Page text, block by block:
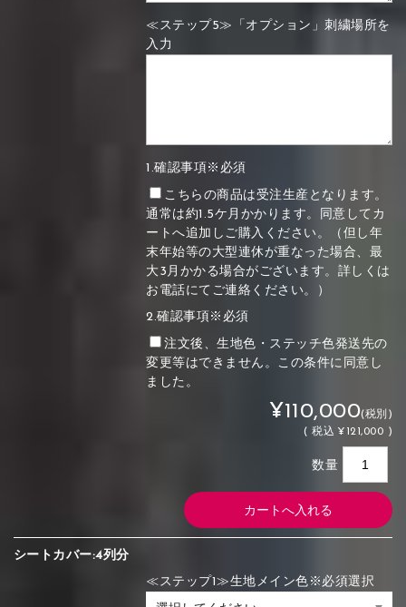
≪ステップ5≫「オプション」刺繍場所を
入力
1.確認事項※必須
こちらの商品は受注生産となります。
通常は約1.5ケ月かかります。同意してカ
ートへ追加しご購入ください。（但し年
末年始等の大型連休が重なった場合、最
大3月かかる場合がございます。詳しくは
お電話にてご連絡ください。）
2.確認事項※必須
注文後、生地色・ステッチ色発送先の
変更等はできません。この条件に同意し
ました。
¥110,000(税別)
(税込 ¥121,000 )
数量
シートカバー:4列分
≪ステップ1≫生地メイン色※必須選択